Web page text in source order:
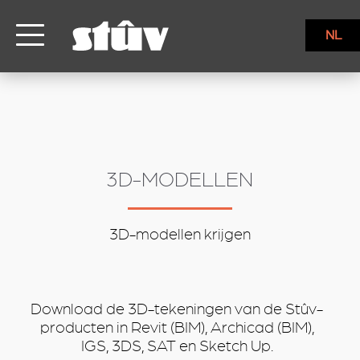
NL
3D-MODELLEN
3D-modellen krijgen
Download de 3D-tekeningen van de Stûv-
producten in Revit (BIM), Archicad (BIM),
IGS, 3DS, SAT en Sketch Up.